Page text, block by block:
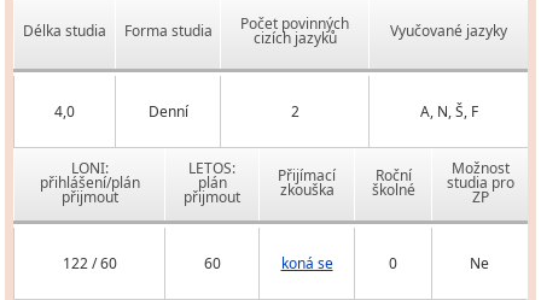
Délka studia Forma studia Počet povinných
cizích jazyků Vyučované jazyky
4,0 Denní 2 A, N, Š, F
LONI:
přihlášení/plán
přijmout
LETOS:
plán
přijmout
Přijímací
zkouška
Roční
školné
Možnost
studia pro
ZP
122 / 60 60 koná se 0 Ne